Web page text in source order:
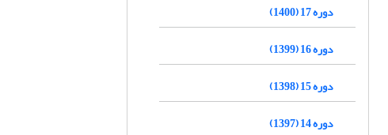
دوره 17 (1400)
دوره 16 (1399)
دوره 15 (1398)
دوره 14 (1397)